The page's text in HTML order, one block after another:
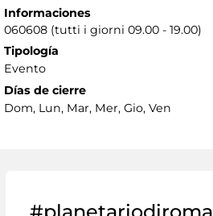
Informaciones
060608 (tutti i giorni 09.00 - 19.00)
Tipología
Evento
Días de cierre
Dom, Lun, Mar, Mer, Gio, Ven